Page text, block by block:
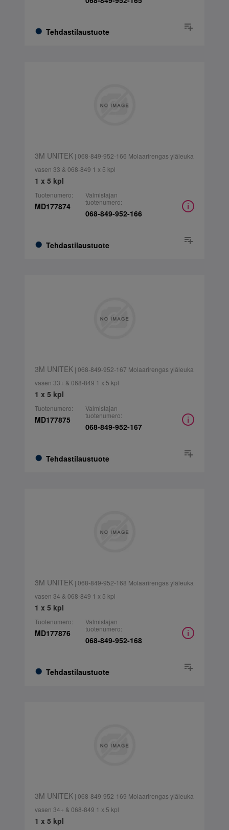
Tehdastilaustuote
3M UNITEK| 068-849-952-166 Molaarirengas yläleuka
vasen 33 & 068-849 1 x 5 kpl
1 x 5 kpl
Tuotenumero:
MD177874
Tehdastilaustuote
Valmistajan
tuotenumero:
068-849-952-166
3M UNITEK| 068-849-952-167 Molaarirengas yläleuka
vasen 33+ & 068-849 1 x 5 kpl
1 x 5 kpl
Tuotenumero:
MD177875
Tehdastilaustuote
Valmistajan
tuotenumero:
068-849-952-167
3M UNITEK| 068-849-952-168 Molaarirengas yläleuka
vasen 34 & 068-849 1 x 5 kpl
1 x 5 kpl
Tuotenumero:
MD177876
Tehdastilaustuote
Valmistajan
tuotenumero:
068-849-952-168
3M UNITEK| 068-849-952-169 Molaarirengas yläleuka
vasen 34+ & 068-849 1 x 5 kpl
1 x 5 kpl